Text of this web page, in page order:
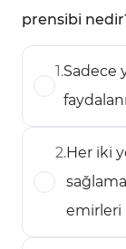
prensibi
1.Sadece
2.Her iki
emirleri